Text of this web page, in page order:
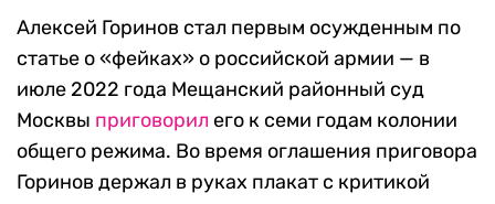
Алексей Горинов стал первым осужденным по
статье о «фейках» о российской армии — в
июле 2022 года Мещанский районный суд
Москвы приговорил его к семи годам колонии
общего режима. Во время оглашения приговора
Горинов держал в руках плакат с критикой